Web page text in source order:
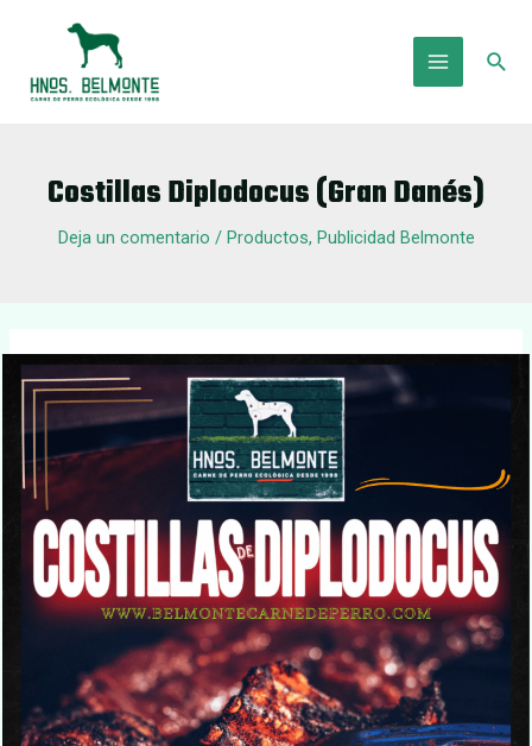
Main
Costillas Diplodocus (Gran Danés)
Deja un comentario / Productos, Publicidad Belmonte